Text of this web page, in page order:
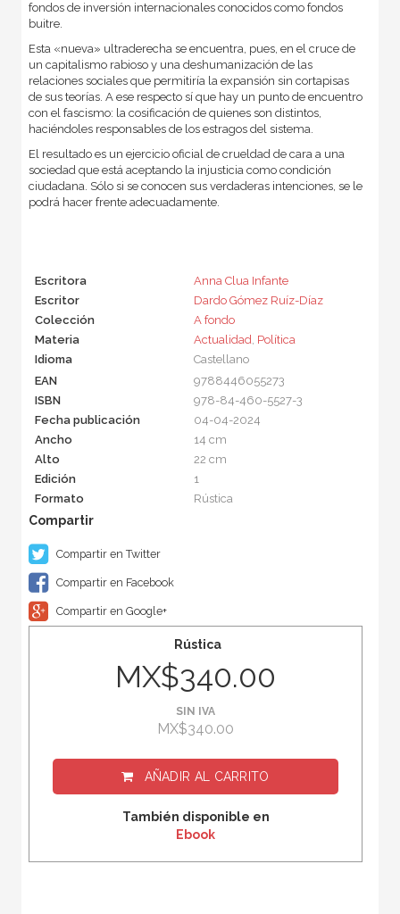
fondos de inversión internacionales conocidos como fondos
buitre.
Esta «nueva» ultraderecha se encuentra, pues, en el cruce de
un capitalismo rabioso y una deshumanización de las
relaciones sociales que permitiría la expansión sin cortapisas
de sus teorías. A ese respecto sí que hay un punto de encuentro
con el fascismo: la cosificación de quienes son distintos,
haciéndoles responsables de los estragos del sistema.
El resultado es un ejercicio oficial de crueldad de cara a una
sociedad que está aceptando la injusticia como condición
ciudadana. Sólo si se conocen sus verdaderas intenciones, se le
podrá hacer frente adecuadamente.
Escritora
Anna Clua Infante
Escritor
Dardo Gómez Ruíz-Díaz
Colección
A fondo
Materia
Actualidad, Política
Idioma
Castellano
EAN
9788446055273
ISBN
978-84-460-5527-3
Fecha publicación
04-04-2024
Ancho
14 cm
Alto
22 cm
Edición
1
Formato
Rústica
Compartir en Twitter
Compartir en Facebook
Compartir en Google+
Rústica
MX$340.00
SIN IVA
MX$340.00
AÑADIR AL CARRITO
También disponible en
Ebook